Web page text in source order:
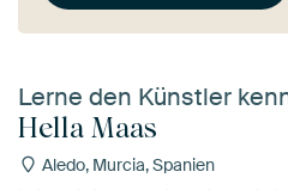
Lerne den Künstler
Hella Maas
Aledo, Murcia, Spanien